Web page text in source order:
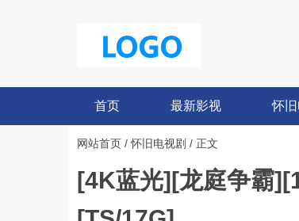
首页 最新影视 怀
网站首页 /怀旧电视剧 / 正文
[4K蓝光][龙庭争霸